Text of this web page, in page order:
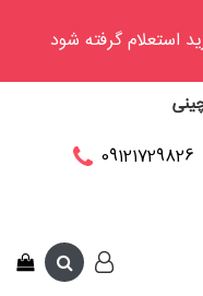
استعلام گرفته شود
09121729826